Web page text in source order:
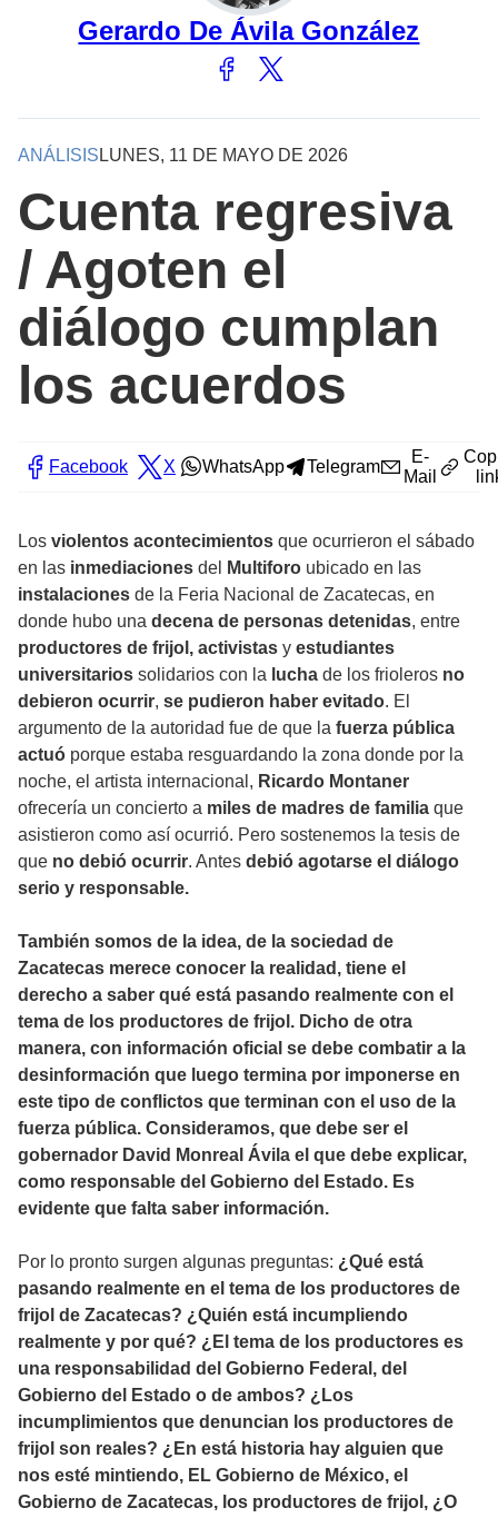
Gerardo De Ávila González
ANÁLISIS LUNES, 11 DE MAYO DE 2026
Cuenta regresiva
/ Agoten el
diálogo cumplan
los acuerdos
Facebook X WhatsApp Telegram
E-
Mail
Los violentos acontecimientos que ocurrieron el sábado
en las inmediaciones del Multiforo ubicado en las
instalaciones de la Feria Nacional de Zacatecas, en
donde hubo una decena de personas detenidas, entre
productores de frijol, activistas y estudiantes
universitarios solidarios con la lucha de los frioleros no
debieron ocurrir, se pudieron haber evitado. El
argumento de la autoridad fue de que la fuerza pública
actuó porque estaba resguardando la zona donde por la
noche, el artista internacional, Ricardo Montaner
ofrecería un concierto a miles de madres de familia que
asistieron como así ocurrió. Pero sostenemos la tesis de
que no debió ocurrir. Antes debió agotarse el diálogo
serio y responsable.
También somos de la idea, de la sociedad de
Zacatecas merece conocer la realidad, tiene el
derecho a saber qué está pasando realmente con el
tema de los productores de frijol. Dicho de otra
manera, con información oficial se debe combatir a la
desinformación que luego termina por imponerse en
este tipo de conflictos que terminan con el uso de la
fuerza pública. Consideramos, que debe ser el
gobernador David Monreal Ávila el que debe explicar,
como responsable del Gobierno del Estado. Es
evidente que falta saber información.
Por lo pronto surgen algunas preguntas: ¿Qué está
pasando realmente en el tema de los productores de
frijol de Zacatecas? ¿Quién está incumpliendo
realmente y por qué? ¿El tema de los productores es
una responsabilidad del Gobierno Federal, del
Gobierno del Estado o de ambos? ¿Los
incumplimientos que denuncian los productores de
frijol son reales? ¿En está historia hay alguien que
nos esté mintiendo, EL Gobierno de México, el
Gobierno de Zacatecas, los productores de frijol, ¿O